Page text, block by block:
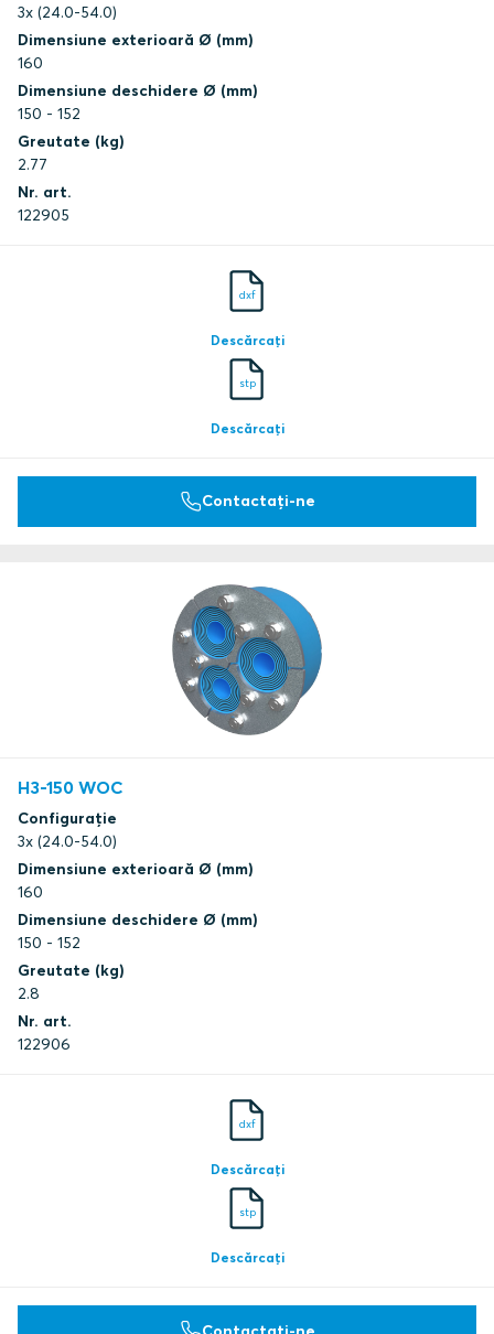
3x (24.0-54.0)
Dimensiune exterioară Ø (mm)
160
Dimensiune deschidere Ø (mm)
150 - 152
Greutate (kg)
2.77
Nr. art.
122905
dxf
Descărcați
stp
Descărcați
Contactați-ne
H3-150 WOC
Configurație
3x (24.0-54.0)
Dimensiune exterioară Ø (mm)
160
Dimensiune deschidere Ø (mm)
150 - 152
Greutate (kg)
2.8
Nr. art.
122906
dxf
Descărcați
stp
Descărcați